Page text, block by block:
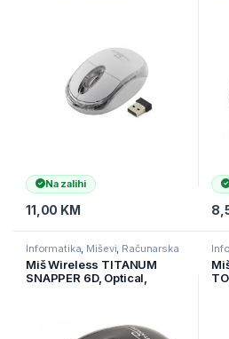
Na zalihi
11,00 KM
Informatika Miševi Računarska
periferija
Miš Wireless TITANUM
SNAPPER 6D, Optical,